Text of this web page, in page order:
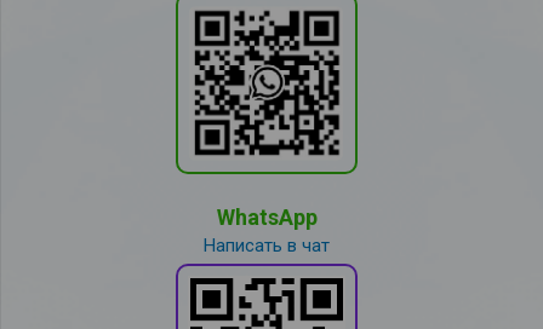
WhatsApp
Написать в чат